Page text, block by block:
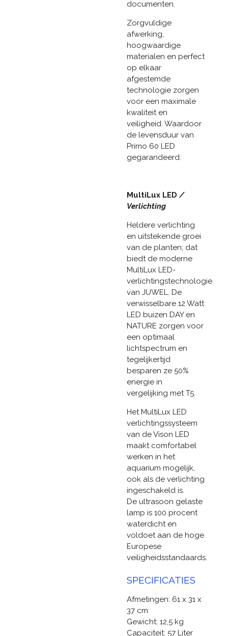
documenten.
Zorgvuldige
afwerking,
hoogwaardige
materialen en perfect
op elkaar
afgestemde
technologie zorgen
voor een maximale
kwaliteit en
veiligheid. Waardoor
de levensduur van
Primo 60 LED
gegarandeerd.
MultiLux LED /
Verlichting
Heldere verlichting
en uitstekende groei
van de planten; dat
biedt de moderne
MultiLux LED-
verlichtingstechnologie
van JUWEL. De
verwisselbare 12 Watt
LED buizen DAY en
NATURE zorgen voor
een optimaal
lichtspectrum en
tegelijkertijd
besparen ze 50%
energie in
vergelijking met T5.
Het MultiLux LED
verlichtingssysteem
van de Vison LED
maakt comfortabel
werken in het
aquarium mogelijk,
ook als de verlichting
ingeschakeld is.
De ultrasoon gelaste
lamp is 100 procent
waterdicht en
voldoet aan de hoge
Europese
veiligheidsstandaards.
SPECIFICATIES
Afmetingen: 61 x 31 x
37 cm
Gewicht: 12,5 kg
Capaciteit: 57 Liter